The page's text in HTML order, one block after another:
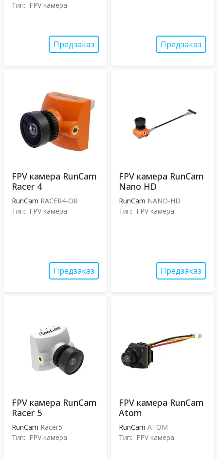
Тип: FPV камера
Предзаказ Предзаказ
FPV камера RunCam
Racer 4
RunCam RACER4-OR
Тип: FPV камера
Предзаказ
FPV камера RunCam
Nano HD
RunCam NANO-HD
Тип: FPV камера
Предзаказ
FPV камера RunCam
Racer 5
RunCam Racer5
Тип: FPV камера
FPV камера RunCam
Atom
RunCam ATOM
Тип: FPV камера